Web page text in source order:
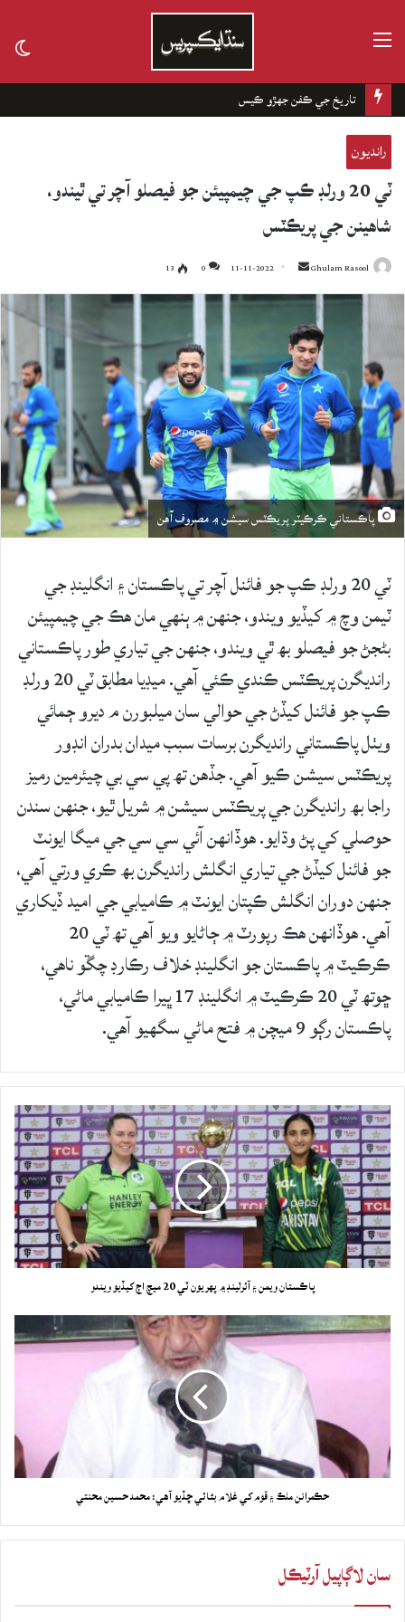
تاريخ جي ڪفن جھڙو ڪيس
رانديون
ٽي 20 ورلڊ ڪپ جي چيمپيئن جو فيصلو آچر تي ٿيندو،
شاهينن جي پريڪٽس
Ghulam Rasool
Send
an
11-11-2022
0
13
پاڪستاني ڪرڪيٽر پريڪٽس سيشن ۾ مصروف آهن
ٽي 20 ورلڊ ڪپ جو فائنل آچر تي پاڪستان ۽ انگلينڊ جي
ٽيمن وچ ۾ کيڏيو ويندو، جنهن ۾ ٻنهي مان هڪ جي چيمپيئن
بڻجڻ جو فيصلو بھ ٿي ويندو، جنهن جي تياري طور پاڪستاني
رانديگرن پريڪٽس ڪندي ڪئي آهي. ميڊيا مطابق ٽي 20 ورلڊ
ڪپ جو فائنل کيڏڻ جي حوالي سان ميلبورن م ديرو ڄمائي
ويٺل پاڪستاني رانديگرن برسات سبب ميدان بدران انڊور
پريڪٽس سيشن ڪيو آهي. جڏهن تھ پي سي بي چيئرمين رميز
راجا بھ رانديگرن جي پريڪٽس سيشن ۾ شريل ٿيو، جنهن سندن
حوصلي کي پڻ وڌايو. هوڏانهن آئي سي سي جي ميگا ايونٽ
جو فائنل کيڏڻ جي تياري انگلش رانديگرن بھ ڪري ورتي آهي،
جنهن دوران انگلش ڪپتان ايونٽ ۾ ڪاميابي جي اميد ڏيکاري
آهي. هوڏانهن هڪ رپورٽ ۾ ڄاڻايو ويو آهي تھ ٽي 20
ڪرڪيٽ ۾ پاڪستان جو انگلينڊ خلاف رڪارڊ چڱو ناهي،
ڇوتھ ٽي 20 ڪرڪيٽ ۾ انگلينڊ 17 ڀيرا ڪاميابي ماڻي،
پاڪستان رڳو 9 ميچن ۾ فتح ماڻي سگهيو آهي.
پاڪستان ويمن ۽ آئرلينڊ ۾ پهريون ٽي 20 ميچ اڄ کيڏيو ويندو
حڪمرانن ملڪ ۽ قوم کي غلام بڻائي ڇڏيو آهي: محمد حسين محنتي
سان لاڳاپيل آرٽيڪل